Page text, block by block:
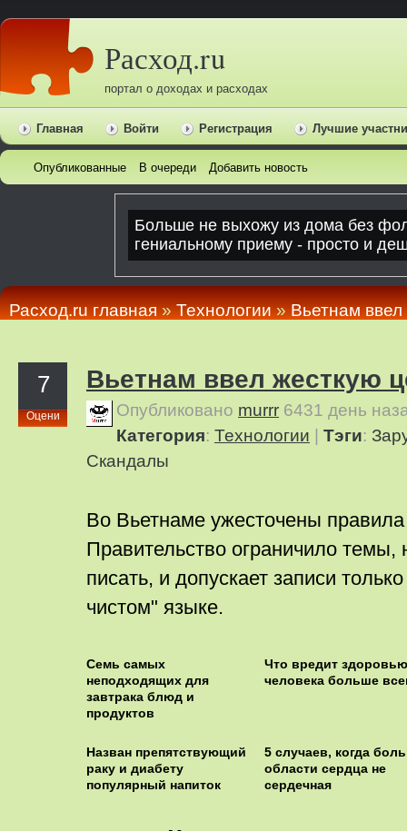
Расход.ru
портал о доходах и расходах
Главная Войти Регистрация Лучшие
Опубликованные В очереди Добавить новость
Расход.ru главная»Технологии»Вьетнам ввел
7
Оцени
Вьетнам ввел жесткую
Опубликовано murrr 6431 день
Категория: Технологии Тэги:
Скандалы
Во Вьетнаме ужесточены
Правительство ограничило
писать, и допускает записи
чистом" языке.
Семь самых
неподходящих для
завтрака блюд и
продуктов
Что вредит здоровью
человека больше
Назван препятствующий
раку и диабету
популярный напиток
5 случаев, когда
области сердца не
сердечная